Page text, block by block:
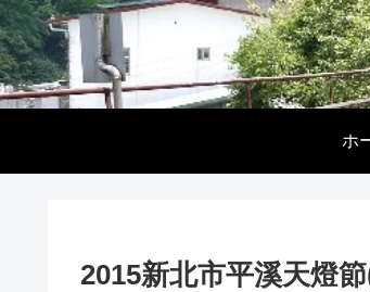
ホ
2015新北市平溪天燈